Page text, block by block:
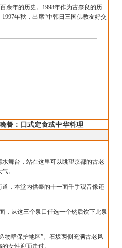
余年的历史。 1998年作为古奈良的历
1997年秋，出席“中韩日三国佛教友好交
晚餐： 日式定食或中华料理
舞台，站在这里可以眺望京都的古老
。
，本堂内供奉的十一面千手观音像还
，从这三个泉口任选一个然后饮下此泉
物群保护地区”。石坂两侧充满古老风
女性迎面走过。